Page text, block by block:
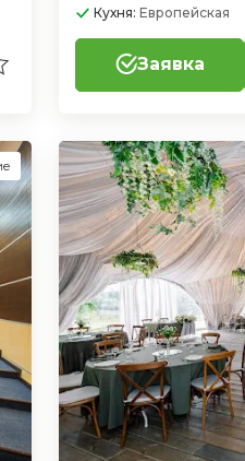
Кухня:Европейская
Заявка